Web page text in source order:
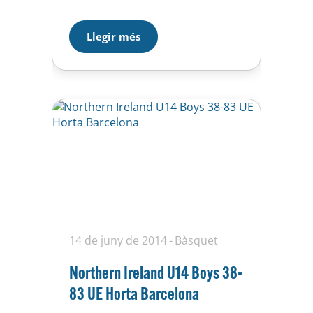
s’havien decidit per diferències
mínimes, així que se sabia que
aquest també seria llarg. L’inici
ensopegat era el preludi d’un
però que Vedruna…
Llegir més
14 de juny de 2014 Bàsquet
Northern Ireland U14 Boys 38-
83 UE Horta Barcelona